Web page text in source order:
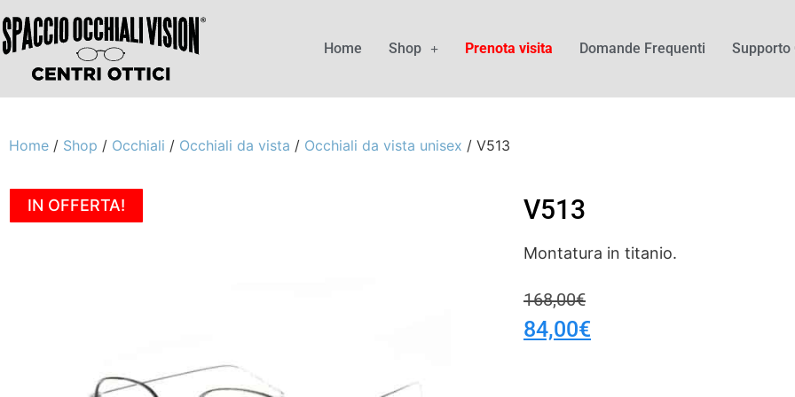
Home Shop Prenota visita Domande Frequenti Supporto
Home / Shop / Occhiali / Occhiali da vista / Occhiali da vista unisex / V513
IN OFFERTA! V513
Montatura in titanio.
168,00€
84,00€